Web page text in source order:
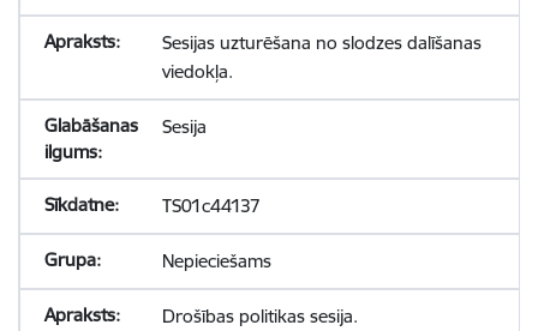
Sesijas uzturēšana no slodzes dalīšanas
viedokļa.
Sesija
TS01c44137
Nepieciešams
Drošības politikas sesija.